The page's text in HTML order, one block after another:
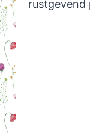
rustgevend